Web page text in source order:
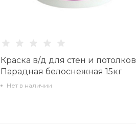
Краска в/д для стен и потолков
Парадная белоснежная 15кг
Нет в наличии